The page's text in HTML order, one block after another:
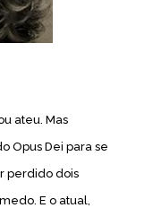
ateu. Mas
Opus Dei para se
perdido dois
E o atual,